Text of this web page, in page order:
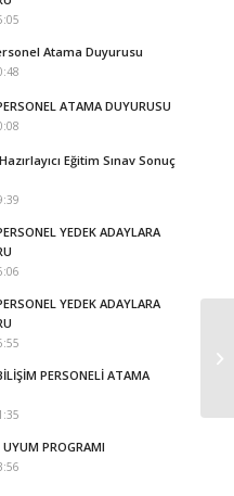
Atama Duyurusu
ATAMA DUYURUSU
Eğitim Sınav Sonuç
YEDEK ADAYLARA
YEDEK ADAYLARA
PERSONELİ ATAMA
UYUM PROGRAMI